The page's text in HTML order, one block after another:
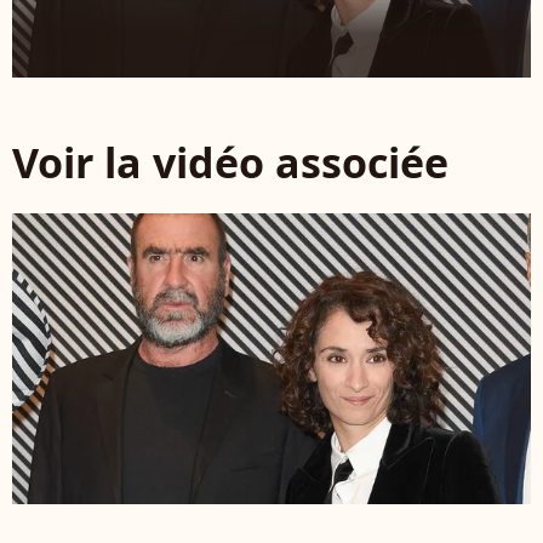
Voir la vidéo associée